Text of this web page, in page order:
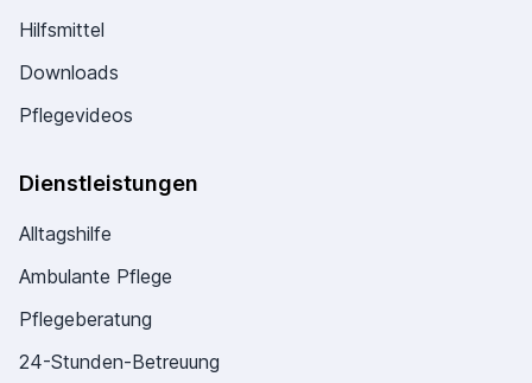
Hilfsmittel
Downloads
Pflegevideos
Dienstleistungen
Alltagshilfe
Ambulante Pflege
Pflegeberatung
24-Stunden-Betreuung